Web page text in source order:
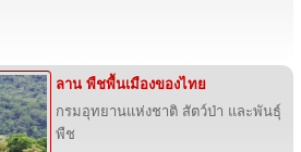
ลาน พืชพื้นเมืองของไทย
กรมอุทยานแห่งชาติ สัตว์ป่า และพันธุ์
พืช